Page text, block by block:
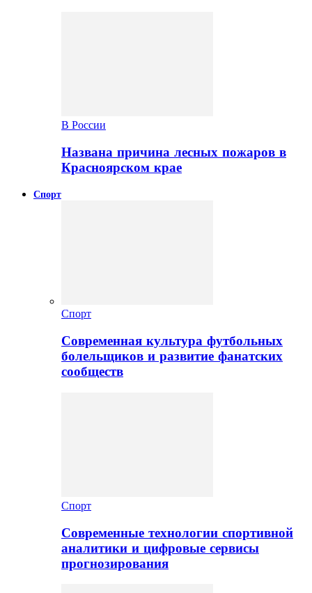
В России
Названа причина лесных пожаров в
Красноярском крае
Спорт
Спорт
Современная культура футбольных
болельщиков и развитие фанатских
сообществ
Спорт
Современные технологии спортивной
аналитики и цифровые сервисы
прогнозирования